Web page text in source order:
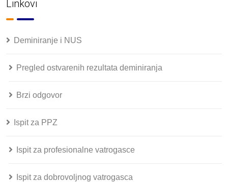
Linkovi
Deminiranje i NUS
Pregled ostvarenih rezultata deminiranja
Brzi odgovor
Ispit za PPZ
Ispit za profesionalne vatrogasce
Ispit za dobrovoljnog vatrogasca